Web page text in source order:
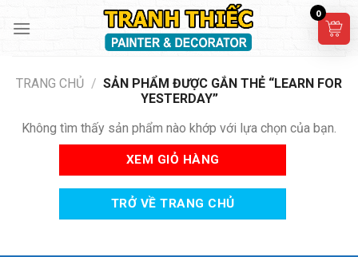
TRANG CHỦ / SẢN PHẨM ĐƯỢC GẮN THẺ “LEARN FOR
YESTERDAY”
Không tìm thấy sản phẩm nào khớp với lựa chọn của bạn.
XEM GIỎ HÀNG
TRỞ VỀ TRANG CHỦ
0